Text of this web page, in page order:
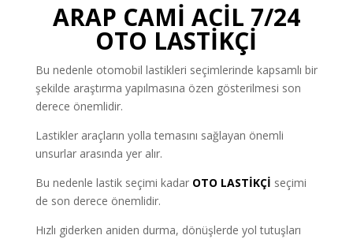
ARAP CAMİ ACİL 7/24
OTO LASTİKÇİ
Bu nedenle otomobil lastikleri seçimlerinde kapsamlı bir
şekilde araştırma yapılmasına özen gösterilmesi son
derece önemlidir.
Lastikler araçların yolla temasını sağlayan önemli
unsurlar arasında yer alır.
Bu nedenle lastik seçimi kadar OTO LASTİKÇİ seçimi
de son derece önemlidir.
Hızlı giderken aniden durma, dönüşlerde yol tutuşları